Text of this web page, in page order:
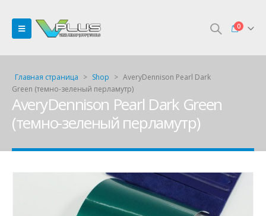
0
Главная страница > Shop > AveryDennison Pearl Dark
Green (темно-зеленый перламутр)
AveryDennison Pearl Dark Green
(темно-зеленый перламутр)